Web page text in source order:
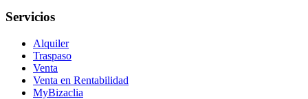
Servicios
Alquiler
Traspaso
Venta
Venta en Rentabilidad
MyBizaclia